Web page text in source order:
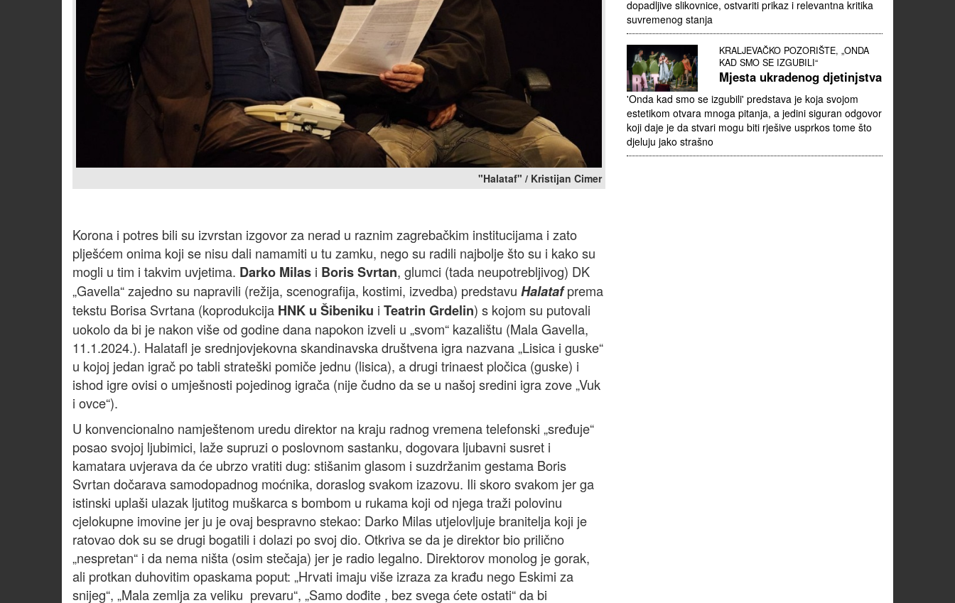
"Halataf" / Kristijan Cimer
Korona i potres bili su izvrstan izgovor za nerad u raznim zagrebačkim institucijama i zato
plješćem onima koji se nisu dali namamiti u tu zamku, nego su radili najbolje što su i kako su
mogli u tim i takvim uvjetima. Darko Milas i Boris Svrtan, glumci (tada neupotrebljivog) DK
„Gavella“ zajedno su napravili (režija, scenografija, kostimi, izvedba) predstavu Halatafprema
tekstu Borisa Svrtana (koprodukcija HNK u Šibeniku i Teatrin Grdelin) s kojom su putovali
uokolo da bi je nakon više od godine dana napokon izveli u „svom“ kazalištu (Mala Gavella,
11.1.2024.). Halatafl je srednjovjekovna skandinavska društvena igra nazvana „Lisica i guske“
u kojoj jedan igrač po tabli strateški pomiče jednu (lisica), a drugi trinaest pločica (guske) i
ishod igre ovisi o umješnosti pojedinog igrača (nije čudno da se u našoj sredini igra zove „Vuk
i ovce“).
U konvencionalno namještenom uredu direktor na kraju radnog vremena telefonski „sređuje“
posao svojoj ljubimici, laže supruzi o poslovnom sastanku, dogovara ljubavni susret i
kamatara uvjerava da će ubrzo vratiti dug: stišanim glasom i suzdržanim gestama Boris
Svrtan dočarava samodopadnog moćnika, doraslog svakom izazovu. Ili skoro svakom jer ga
istinski uplaši ulazak ljutitog muškarca s bombom u rukama koji od njega traži polovinu
cjelokupne imovine jer ju je ovaj bespravno stekao: Darko Milas utjelovljuje branitelja koji je
ratovao dok su se drugi bogatili i dolazi po svoj dio. Otkriva se da je direktor bio prilično
„nespretan“ i da nema ništa (osim stečaja) jer je radio legalno. Direktorov monolog je gorak,
ali protkan duhovitim opaskama poput: „Hrvati imaju više izraza za krađu nego Eskimi za
snijeg“, „Mala zemlja za veliku prevaru“, „Samo dođite , bez svega ćete ostati“ da bi
dopadljive slikovnice, ostvariti prikaz i relevantna kritika
suvremenog stanja
KRALJEVAČKO POZORIŠTE, „ONDA
KAD SMO SE IZGUBILI“
Mjesta ukradenog djetinjstva
'Onda kad smo se izgubili' predstava je koja svojom
estetikom otvara mnoga pitanja, a jedini siguran odgovor
koji daje je da stvari mogu biti rješive usprkos tome što
djeluju jako strašno